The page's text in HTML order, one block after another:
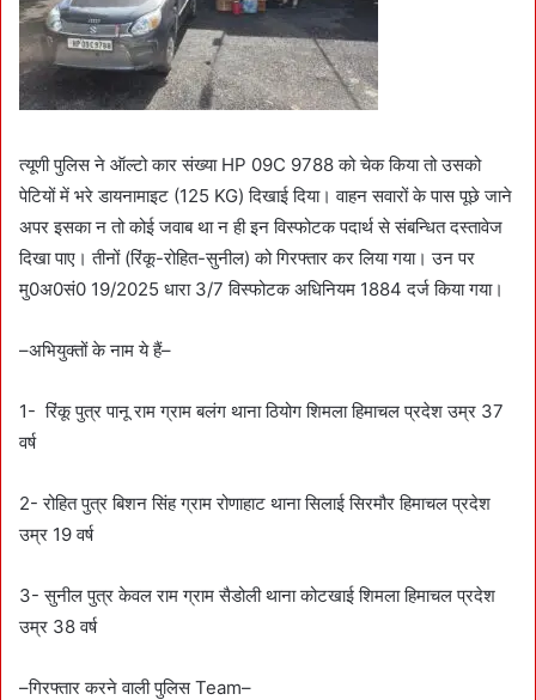
त्यूणी पुलिस ने ऑल्टो कार संख्या HP 09C 9788 को चेक किया तो उसको
पेटियों में भरे डायनामाइट (125 KG) दिखाई दिया। वाहन सवारों के पास पूछे जाने
अपर इसका न तो कोई जवाब था न ही इन विस्फोटक पदार्थ से संबन्धित दस्तावेज
दिखा पाए। तीनों (रिंकू-रोहित-सुनील) को गिरफ्तार कर लिया गया। उन पर
मु0अ0सं0 19/2025 धारा 3/7 विस्फोटक अधिनियम 1884 दर्ज किया गया।
–अभियुक्तों के नाम ये हैं–
1- रिंकू पुत्र पानू राम ग्राम बलंग थाना ठियोग शिमला हिमाचल प्रदेश उम्र 37
वर्ष
2- रोहित पुत्र बिशन सिंह ग्राम रोणाहाट थाना सिलाई सिरमौर हिमाचल प्रदेश
उम्र 19 वर्ष
3- सुनील पुत्र केवल राम ग्राम सैडोली थाना कोटखाई शिमला हिमाचल प्रदेश
उम्र 38 वर्ष
–गिरफ्तार करने वाली पुलिस Team–